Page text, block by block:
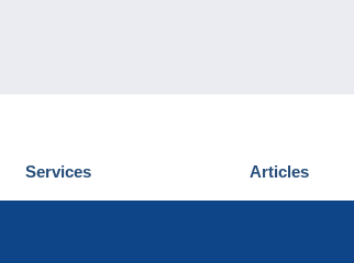
Services
Découvrir Delcampe
Articles